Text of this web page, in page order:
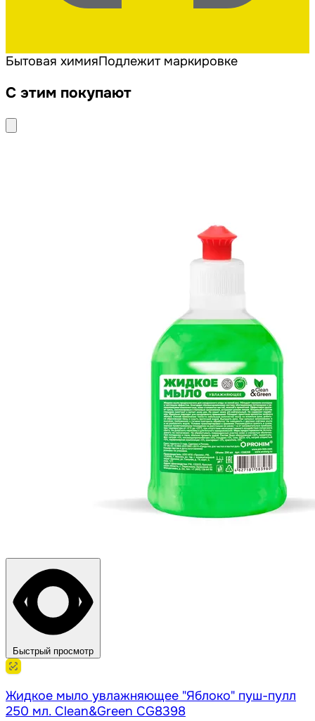
Бытовая химияПодлежит маркировке
С этим покупают
Быстрый просмотр
Жидкое мыло увлажняющее "Яблоко" пуш-пулл
250 мл. Clean&Green CG8398